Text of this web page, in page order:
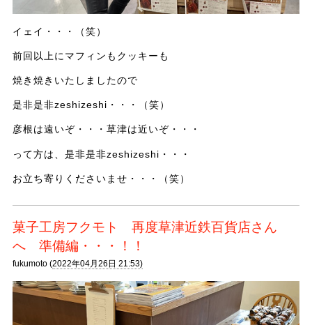
イェイ・・・（笑）
前回以上にマフィンもクッキーも
焼き焼きいたしましたので
是非是非zeshizeshi・・・（笑）
彦根は遠いぞ・・・草津は近いぞ・・・
って方は、是非是非zeshizeshi・・・
お立ち寄りくださいませ・・・（笑）
菓子工房フクモト 再度草津近鉄百貨店さん
へ 準備編・・・！！
fukumoto (2022年04月26日 21:53)